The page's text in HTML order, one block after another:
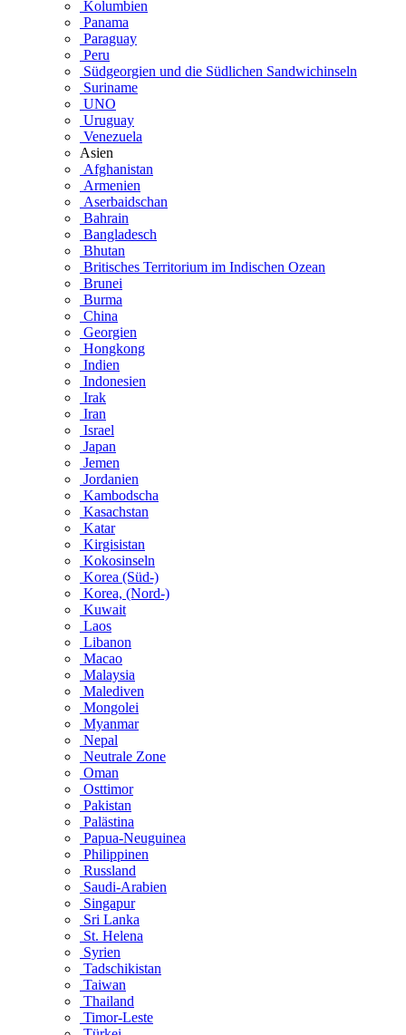
Kolumbien
Panama
Paraguay
Peru
Südgeorgien und die Südlichen Sandwichinseln
Suriname
UNO
Uruguay
Venezuela
Asien
Afghanistan
Armenien
Aserbaidschan
Bahrain
Bangladesch
Bhutan
Britisches Territorium im Indischen Ozean
Brunei
Burma
China
Georgien
Hongkong
Indien
Indonesien
Irak
Iran
Israel
Japan
Jemen
Jordanien
Kambodscha
Kasachstan
Katar
Kirgisistan
Kokosinseln
Korea (Süd-)
Korea, (Nord-)
Kuwait
Laos
Libanon
Macao
Malaysia
Malediven
Mongolei
Myanmar
Nepal
Neutrale Zone
Oman
Osttimor
Pakistan
Palästina
Papua-Neuguinea
Philippinen
Russland
Saudi-Arabien
Singapur
Sri Lanka
St. Helena
Syrien
Tadschikistan
Taiwan
Thailand
Timor-Leste